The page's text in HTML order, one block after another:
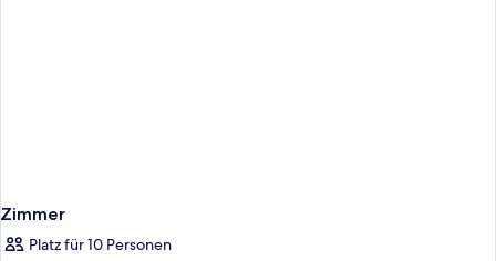
Zimmer
Platz für 10 Personen